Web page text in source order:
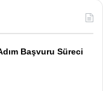
Başvuru Süreci